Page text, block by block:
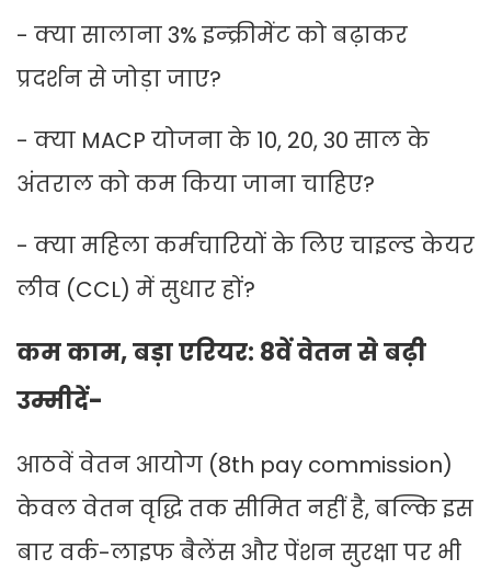
- क्या सालाना 3% इन्क्रीमेंट को बढ़ाकर
प्रदर्शन से जोड़ा जाए?
- क्या MACP योजना के 10, 20, 30 साल के
अंतराल को कम किया जाना चाहिए?
- क्या महिला कर्मचारियों के लिए चाइल्ड केयर
लीव (CCL) में सुधार हों?
कम काम, बड़ा एरियर: 8वें वेतन से बढ़ी
उम्मीदें-
आठवें वेतन आयोग (8th pay commission)
केवल वेतन वृद्धि तक सीमित नहीं है, बल्कि इस
बार वर्क-लाइफ बैलेंस और पेंशन सुरक्षा पर भी